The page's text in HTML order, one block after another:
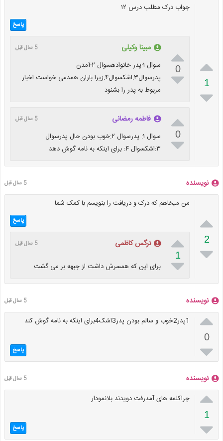

1

جواب درک مطلب درس ۱۲
پاسخ

0

مبینا وکیلی 5 سال قبل
سوال ۱:پدر خانوادهسوال ۲:آمدن
پدرسوال۳:اشکسوال۴:زیرا باران همدمی خواست اخبار
مربوط به پدر را بشنود

0

فاطمه رمضانی 5 سال قبل
سوال ۱: پدرسوال ۲:خوب بودن حال پدرسوال
۳:اشکسوال ۴: برای اینکه به نامه گوش دهد
نویسنده 5 سال قبل

2

من میخاهم که درک و دریافت را بنویسم با کمک شما
پاسخ

1

نرگس کاظمی 5 سال قبل
برای این که همسرش داشت از جبهه بر می گشت
نویسنده 5 سال قبل

0

1پدر2خوب و سالم بودن پدر3اشک4برای اینکه به نامه گوش کند
پاسخ
نویسنده 5 سال قبل

1

چراکلمه های آمدرفت دویدند بلانمودار
پاسخ